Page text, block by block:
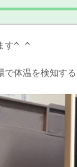
す^ ^
で体温を検知す